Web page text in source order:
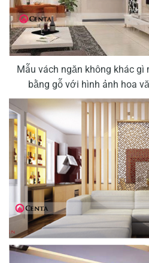
Mẫu vách ngăn không khác
bằng gỗ với hình ảnh hoa